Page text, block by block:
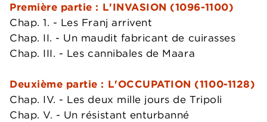
Première partie : L'INVASION (1096-1100)
Chap. 1. - Les Franj arrivent
Chap. II. - Un maudit fabricant de cuirasses
Chap. III. - Les cannibales de Maara
Deuxième partie : L'OCCUPATION (1100-1128)
Chap. IV. - Les deux mille jours de Tripoli
Chap. V. - Un résistant enturbanné